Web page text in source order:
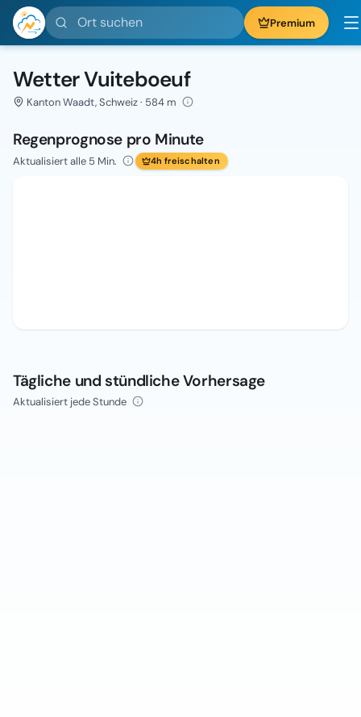
Ort suchen Premium
Wetter Vuiteboeuf
Kanton Waadt, Schweiz · 584 m
Regenprognose pro Minute
Aktualisiert alle 5 Min. 4h freischalten
Tägliche und stündliche Vorhersage
Aktualisiert jede Stunde